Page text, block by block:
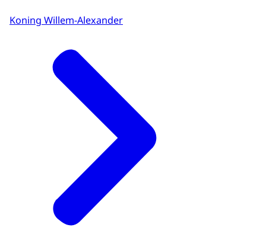
Koning Willem-Alexander